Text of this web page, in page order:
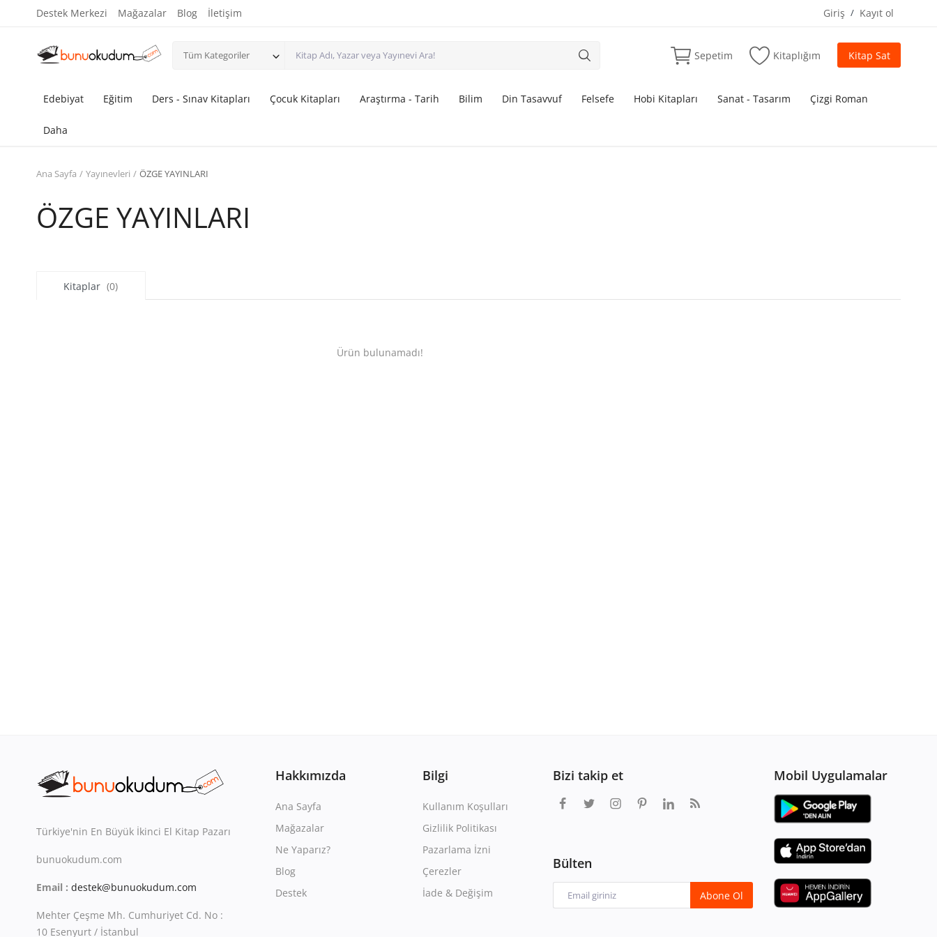
Destek Merkezi Mağazalar Blog İletişim Giriş / Kayıt ol
Tüm Kategoriler Sepetim Kitaplığım Kitap Sat
Edebiyat Eğitim Ders - Sınav Kitapları Çocuk Kitapları Araştırma - Tarih Bilim Din Tasavvuf Felsefe Hobi Kitapları Sanat - Tasarım Çizgi Roman
Daha
Ana Sayfa Yayınevleri ÖZGE YAYINLARI
ÖZGE YAYINLARI
Kitaplar (0)
Ürün bulunamadı!
Türkiye'nin En Büyük İkinci El Kitap Pazarı
bunuokudum.com
Email : destek@bunuokudum.com
Mehter Çeşme Mh. Cumhuriyet Cd. No :
10 Esenyurt / İstanbul
Hakkımızda
Ana Sayfa
Mağazalar
Ne Yaparız?
Blog
Destek
Bilgi
Kullanım Koşulları
Gizlilik Politikası
Pazarlama İzni
Çerezler
İade & Değişim
Bizi takip et
Bülten
Abone Ol
Mobil Uygulamalar